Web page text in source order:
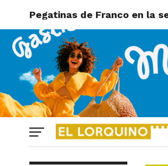
Pegatinas de Franco en la